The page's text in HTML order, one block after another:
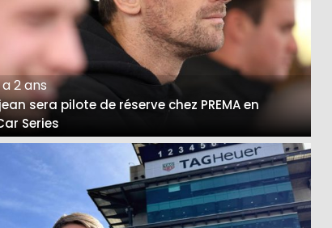
2 ans
sera pilote de réserve chez PREMA en
Series